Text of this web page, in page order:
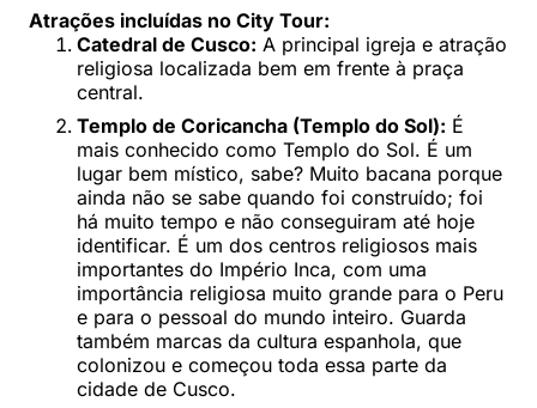
Atrações incluídas no City Tour:
Catedral de Cusco: A principal igreja e atração
religiosa localizada bem em frente à praça
central.
Templo de Coricancha (Templo do Sol): É
mais conhecido como Templo do Sol. É um
lugar bem místico, sabe? Muito bacana porque
ainda não se sabe quando foi construído; foi
há muito tempo e não conseguiram até hoje
identificar. É um dos centros religiosos mais
importantes do Império Inca, com uma
importância religiosa muito grande para o Peru
e para o pessoal do mundo inteiro. Guarda
também marcas da cultura espanhola, que
colonizou e começou toda essa parte da
cidade de Cusco.